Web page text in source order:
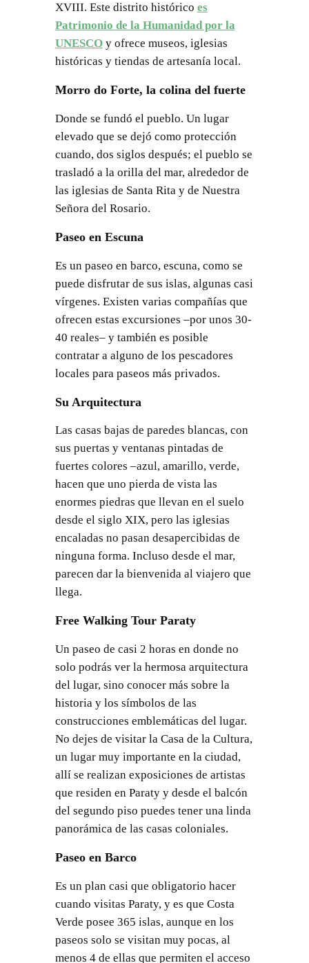
XVIII. Este distrito histórico es
Patrimonio de la Humanidad por la
UNESCOy ofrece museos, iglesias
históricas y tiendas de artesanía local.
Morro do Forte, la colina del fuerte
Donde se fundó el pueblo. Un lugar
elevado que se dejó como protección
cuando, dos siglos después; el pueblo se
trasladó a la orilla del mar, alrededor de
las iglesias de Santa Rita y de Nuestra
Señora del Rosario.
Paseo en Escuna
Es un paseo en barco, escuna, como se
puede disfrutar de sus islas, algunas casi
vírgenes. Existen varias compañías que
ofrecen estas excursiones –por unos 30-
40 reales– y también es posible
contratar a alguno de los pescadores
locales para paseos más privados.
Su Arquitectura
Las casas bajas de paredes blancas, con
sus puertas y ventanas pintadas de
fuertes colores –azul, amarillo, verde,
hacen que uno pierda de vista las
enormes piedras que llevan en el suelo
desde el siglo XIX, pero las iglesias
encaladas no pasan desapercibidas de
ninguna forma. Incluso desde el mar,
parecen dar la bienvenida al viajero que
llega.
Free Walking Tour Paraty
Un paseo de casi 2 horas en donde no
solo podrás ver la hermosa arquitectura
del lugar, sino conocer más sobre la
historia y los símbolos de las
construcciones emblemáticas del lugar.
No dejes de visitar la Casa de la Cultura,
un lugar muy importante en la ciudad,
allí se realizan exposiciones de artistas
que residen en Paraty y desde el balcón
del segundo piso puedes tener una linda
panorámica de las casas coloniales.
Paseo en Barco
Es un plan casi que obligatorio hacer
cuando visitas Paraty, y es que Costa
Verde posee 365 islas, aunque en los
paseos solo se visitan muy pocas, al
menos 4 de ellas que permiten el acceso